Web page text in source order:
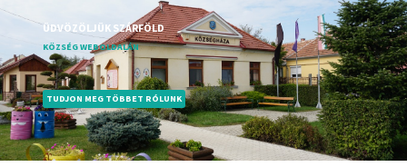
ÜDVÖZÖLJÜK SZÁRFÖLD
KÖZSÉG WEBOLDALÁN
TUDJON MEG TÖBBET RÓLUNK